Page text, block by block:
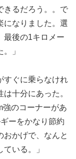
きるだろう。。で
になりました。選
最後の1キロメー
」
すぐに乗らなけれ
十分にあった。
強のコーナーがあ
ーをかなり節約
おかげで、なんと
いる。」